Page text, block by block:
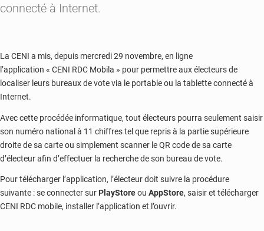
connecté à Internet.
La CENI a mis, depuis mercredi 29 novembre, en ligne
l’application « CENI RDC Mobila » pour permettre aux électeurs de
localiser leurs bureaux de vote via le portable ou la tablette connecté à
Internet.
Avec cette procédée informatique, tout électeurs pourra seulement saisir
son numéro national à 11 chiffres tel que repris à la partie supérieure
droite de sa carte ou simplement scanner le QR code de sa carte
d’électeur afin d’effectuer la recherche de son bureau de vote.
Pour télécharger l’application, l’électeur doit suivre la procédure
suivante : se connecter sur PlayStoreou AppStore, saisir et télécharger
CENI RDC mobile, installer l’application et l’ouvrir.